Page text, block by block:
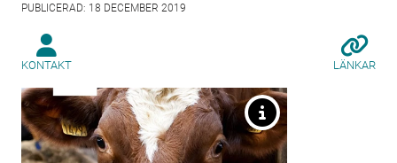
PUBLICERAD: 18 DECEMBER 2019
KONTAKT LÄNKAR